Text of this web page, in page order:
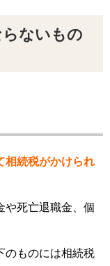
ないもの
相続税がかけられ
や死亡退職金、個
のものには相続税